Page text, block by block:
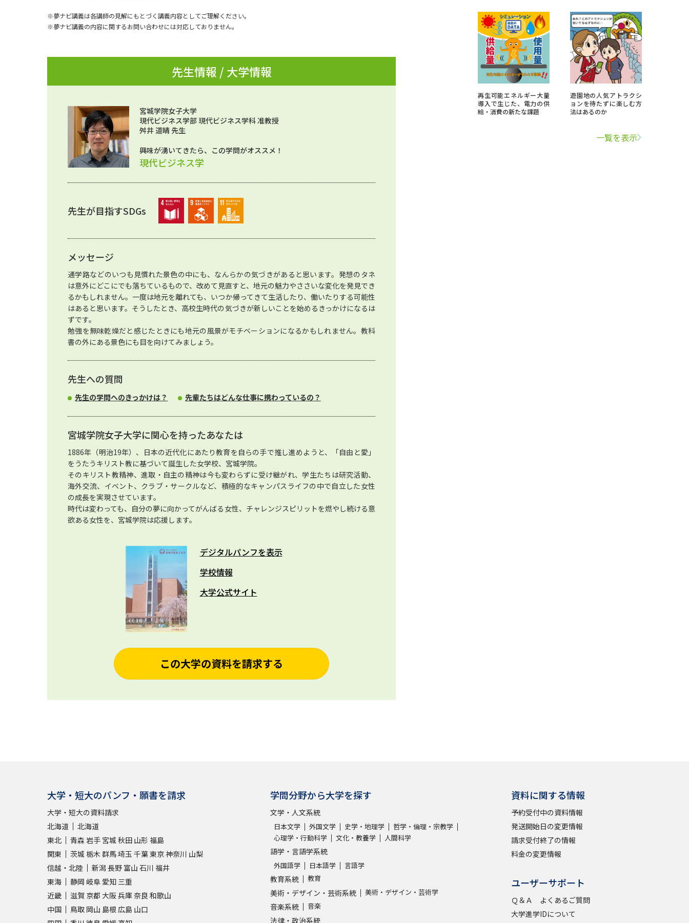
※夢ナビ講義は各講師の見解にもとづく講義内容としてご理解ください。
※夢ナビ講義の内容に関するお問い合わせには対応しておりません。
先生情報 / 大学情報
宮城学院女子大学
現代ビジネス学部 現代ビジネス学科 准教授
舛井 道晴 先生
興味が湧いてきたら、この学問がオススメ！
現代ビジネス学
先生が目指すSDGs
メッセージ
通学路などのいつも見慣れた景色の中にも、なんらかの気づきがあると思います。発想のタネ
は意外にどこにでも落ちているもので、改めて見直すと、地元の魅力やささいな変化を発見でき
るかもしれません。一度は地元を離れても、いつか帰ってきて生活したり、働いたりする可能性
はあると思います。そうしたとき、高校生時代の気づきが新しいことを始めるきっかけになるは
ずです。
勉強を無味乾燥だと感じたときにも地元の風景がモチベーションになるかもしれません。教科
書の外にある景色にも目を向けてみましょう。
先生への質問
先生の学問へのきっかけは？ 先輩たちはどんな仕事に携わっているの？
宮城学院女子大学に関心を持ったあなたは
1886年（明治19年）、日本の近代化にあたり教育を自らの手で推し進めようと、「自由と愛」
をうたうキリスト教に基づいて誕生した女学校、宮城学院。
そのキリスト教精神、進取・自主の精神は今も変わらずに受け継がれ、学生たちは研究活動、
海外交流、イベント、クラブ・サークルなど、積極的なキャンパスライフの中で自立した女性
の成長を実現させています。
時代は変わっても、自分の夢に向かってがんばる女性、チャレンジスピリットを燃やし続ける意
欲ある女性を、宮城学院は応援します。
デジタルパンフを表示
学校情報
大学公式サイト
この大学の資料を請求する
再生可能エネルギー大量
導入で生じた、電力の供
給・消費の新たな課題
遊園地の人気アトラクシ
ョンを待たずに楽しむ方
法はあるのか
一覧を表示
大学・短大のパンフ・願書を請求
大学・短大の資料請求
北海道
北海道
東北
青森 岩手 宮城 秋田 山形 福島
関東
茨城 栃木 群馬埼玉 千葉東京神奈川 山梨
信越・北陸
新潟長野 富山 石川 福井
東海
静岡 岐阜 愛知 三重
近畿
滋賀 京都 大阪兵庫奈良 和歌山
中国
鳥取 岡山 島根 広島 山口
学問分野から大学を探す
文学・人文系統
日本文学 外国文学 史学・地理学
哲学・倫理・宗教学
心理学・行動科学
文化・教養学 人間科学
語学・言語学系統
外国語学 日本語学 言語学
教育系統 教育
美術・デザイン・芸術系統 美術・デザイン・芸術学
音楽系統 音楽
法律・政治系統
資料に関する情報
予約受付中の資料情報
発送開始日の変更情報
請求受付終了の情報
料金の変更情報
ユーザーサポート
Ｑ＆Ａ よくあるご質問
大学進学IDについて